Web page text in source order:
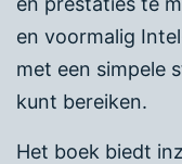
en voormalig
met een simpele
kunt bereiken.
Het boek biedt